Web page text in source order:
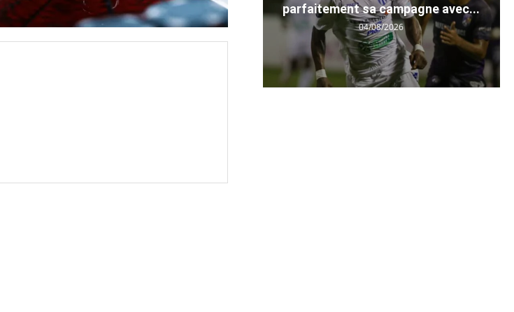
parfaitement sa campagne avec...
04/08/2026